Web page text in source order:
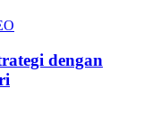
dengan